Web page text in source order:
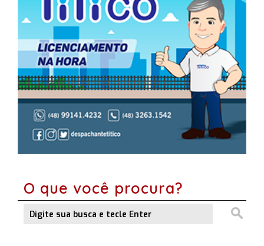
O que você procura?